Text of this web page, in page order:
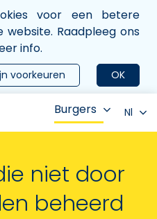
voor een betere
website. Raadpleeg ons
info.
OK
voorkeuren
Burgers Nl
niet door
beheerd